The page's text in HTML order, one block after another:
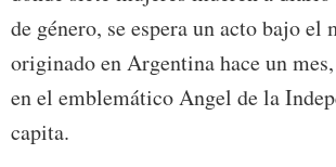
de género, se espera un acto bajo el
originado en Argentina hace un
en el emblemático Angel de la
capita.